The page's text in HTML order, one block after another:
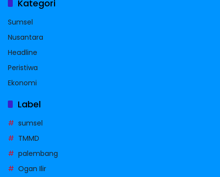
Kategori
Sumsel
Nusantara
Headline
Peristiwa
Ekonomi
Label
sumsel
TMMD
palembang
Ogan Ilir